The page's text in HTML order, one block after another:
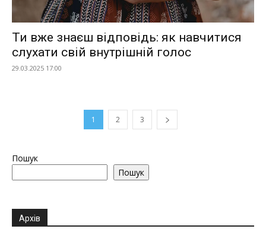
Ти вже знаєш відповідь: як навчитися
слухати свій внутрішній голос
29.03.2025 17:00
1 2 3
Пошук
Пошук
Архів